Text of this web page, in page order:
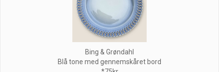
Bing & Grøndahl
Blå tone med gennemskåret bord